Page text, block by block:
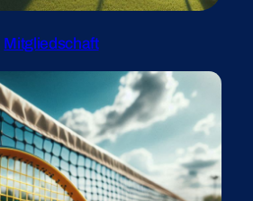
Mitgliedschaft